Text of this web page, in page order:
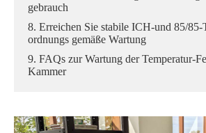
gebrauch
8. Erreichen Sie stabile ICH-und 85/85-
ordnungs gemäße Wartung
9. FAQs zur Wartung der Temperatur-
Kammer